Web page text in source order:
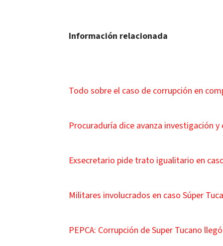
Información relacionada
Todo sobre el caso de corrupción en
Procuraduría dice avanza investigación
Exsecretario pide trato igualitario en
Militares involucrados en caso Súper
PEPCA: Corrupción de Super Tucano